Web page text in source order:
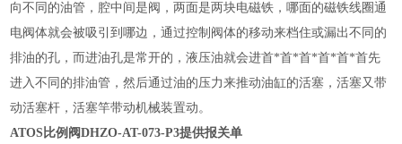
向不同的油管，腔中间是阀，两面是两块电磁铁，哪面的磁铁线圈通
电阀体就会被吸引到哪边，通过控制阀体的移动来档住或漏出不同的
排油的孔，而进油孔是常开的，液压油就会进首*首*首*首*首*首先
进入不同的排油管，然后通过油的压力来推动油缸的活塞，活塞又带
动活塞杆，活塞竿带动机械装置动。
ATOS比例阀DHZO-AT-073-P3提供报关单